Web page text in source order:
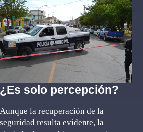
¿Es solo percepción?
Aunque la recuperación de la
seguridad resulta evidente, la